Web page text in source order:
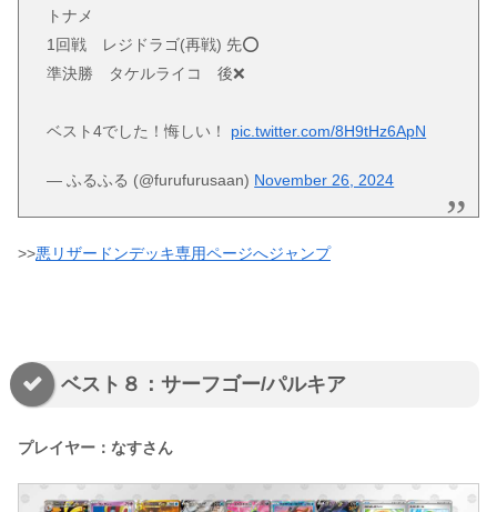
トナメ
1回戦 レジドラゴ(再戦) 先⭕️
準決勝 タケルライコ 後❌
ベスト4でした！悔しい！ pic.twitter.com/8H9tHz6ApN
— ふるふる (@furufurusaan) November 26, 2024
>>悪リザードンデッキ専用ページへジャンプ
ベスト８：サーフゴー/パルキア
プレイヤー：なすさん